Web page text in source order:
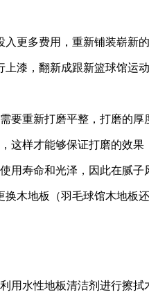
更多费用，重新铺装崭新
漆，翻新成跟新篮球馆运动
重新打磨平整，打磨的厚
样才能够保证打磨的效
寿命和光泽，因此在腻子
水性地板清洁剂进行擦拭